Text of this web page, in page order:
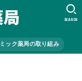
ミック薬局の取り組み
SEARCH